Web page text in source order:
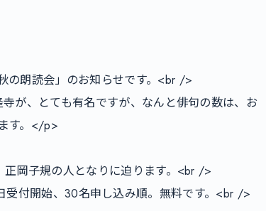
が、とても有名ですが、なんと俳句の数は、お
す。</p>
岡子規の人となりに迫ります。<br />
付開始、30名申し込み順。無料です。<br />